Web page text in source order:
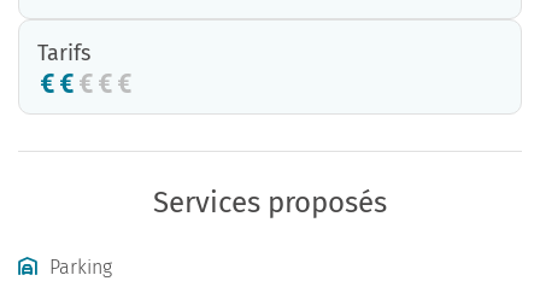
Tarifs
Services proposés
Parking